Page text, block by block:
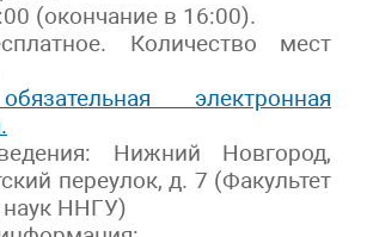
(окончание в 16:00).
Количество мест
электронная
Нижний Новгород,
переулок, д. 7 (Факультет
ННГУ)